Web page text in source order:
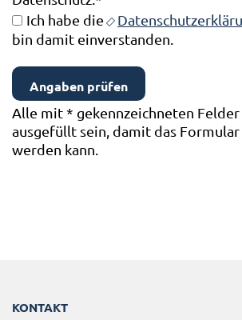
Ich habe die
bin damit einverstanden.
Alle mit* gekennzeichneten Felder
ausgefüllt sein, damit das
werden kann.
KONTAKT